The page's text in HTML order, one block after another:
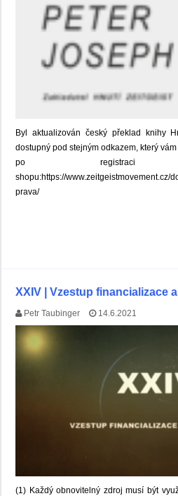
Byl aktualizován český překlad knihy
dostupný pod stejným odkazem, který
po
shopu:https://www.zeitgeistmovement.cz/
prava/
XXIV | Vzestup financializace
Petr Taubinger 14.6.2021
(1) Každý obnovitelný zdroj musí být